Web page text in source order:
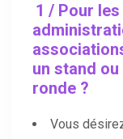
1 / Pour
un stand
ronde ?
Vous